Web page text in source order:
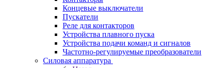
Концевые выключатели
Пускатели
Реле для контакторов
Устройства плавного пуска
Устройства подачи команд и сигналов
Частотно-регулируемые преобразователи
Силовая аппаратура